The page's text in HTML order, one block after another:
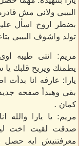
البيبى ولانى مش
بضطر اروح اسأل
تولد واشوف البيبى
مريم: انتى طيبه
يطمنك ويريح قلبك يا
يارا: عارفه انا
بقى وهبدأ صفحه
كمان .
مريم: يا يارا
صدقت لقيت اخت
معرفتنيش ايه حصل